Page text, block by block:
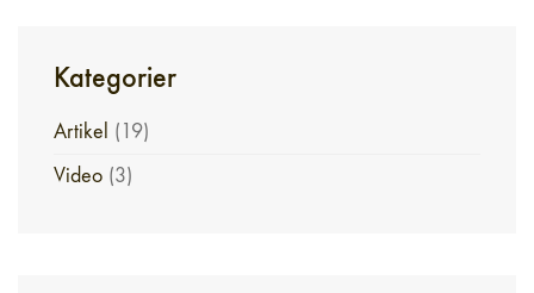
Kategorier
Artikel (19)
Video (3)